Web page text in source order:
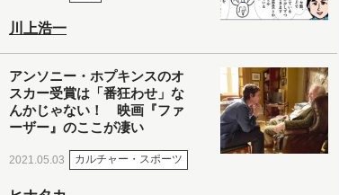
川上浩一
アンソニー・ホプキンスのオ
スカー受賞は「番狂わせ」な
んかじゃない！ 映画『ファ
ーザー』のここが凄い
2021.05.03 カルチャー・スポーツ